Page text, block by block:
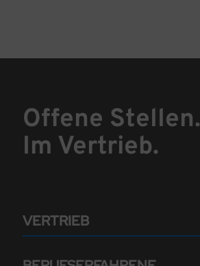
Offene Stellen.
Im Vertrieb.
VERTRIEB